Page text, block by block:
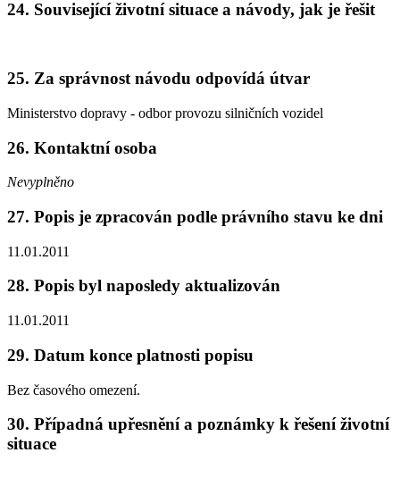
24. Související životní situace a návody, jak je řešit
25. Za správnost návodu odpovídá útvar
Ministerstvo dopravy - odbor provozu silničních vozidel
26. Kontaktní osoba
Nevyplněno
27. Popis je zpracován podle právního stavu ke dni
11.01.2011
28. Popis byl naposledy aktualizován
11.01.2011
29. Datum konce platnosti popisu
Bez časového omezení.
30. Případná upřesnění a poznámky k řešení životní
situace